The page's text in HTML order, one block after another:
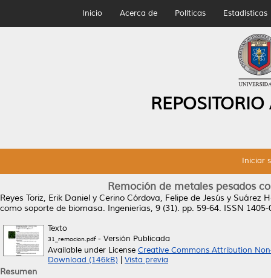
Inicio Acerca de Políticas Estadísticas
Iniciar
Remoción de metales pesados
Reyes Toriz, Erik Daniel y Cerino Córdova, Felipe de Jesús y Suárez
como soporte de biomasa. Ingenierías, 9 (31). pp. 59-64. ISSN 1405-
Texto
31_remocion.pdf- Versión Publicada
Available under License Creative Commons Attribution
Download (146kB)
Vista previa
Resumen